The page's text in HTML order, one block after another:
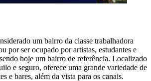
um bairro da classe trabalhadora
por ser ocupado por artistas, estudantes e
hoje um bairro de referência. Localizado
e seguro, oferece uma grande variedade de
e bares, além da vista para os canais.